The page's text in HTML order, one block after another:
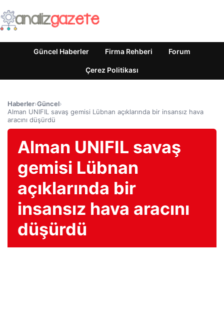
Güncel Haberler Firma Rehberi Forum
Çerez Politikası
Haberler›Güncel›
Alman UNIFIL savaş gemisi Lübnan açıklarında bir insansız hava
aracını düşürdü
Alman UNIFIL savaş
gemisi Lübnan
açıklarında bir
insansız hava aracını
düşürdü